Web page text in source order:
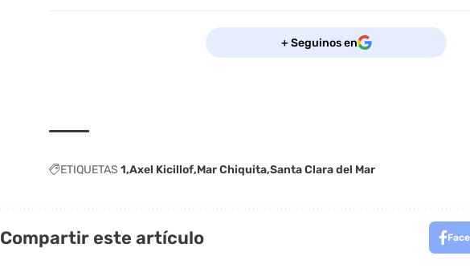
+ Seguinos en
ETIQUETAS 1 Axel Kicillof Mar Chiquita Santa Clara del Mar
Compartir este artículo